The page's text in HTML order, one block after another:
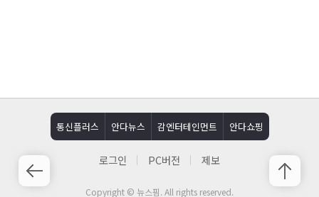
통신플러스 안다뉴스 감엔터테인먼트 안다쇼핑
로그인 PC버전 제보
Copyright © 뉴스핌. All rights reserved.